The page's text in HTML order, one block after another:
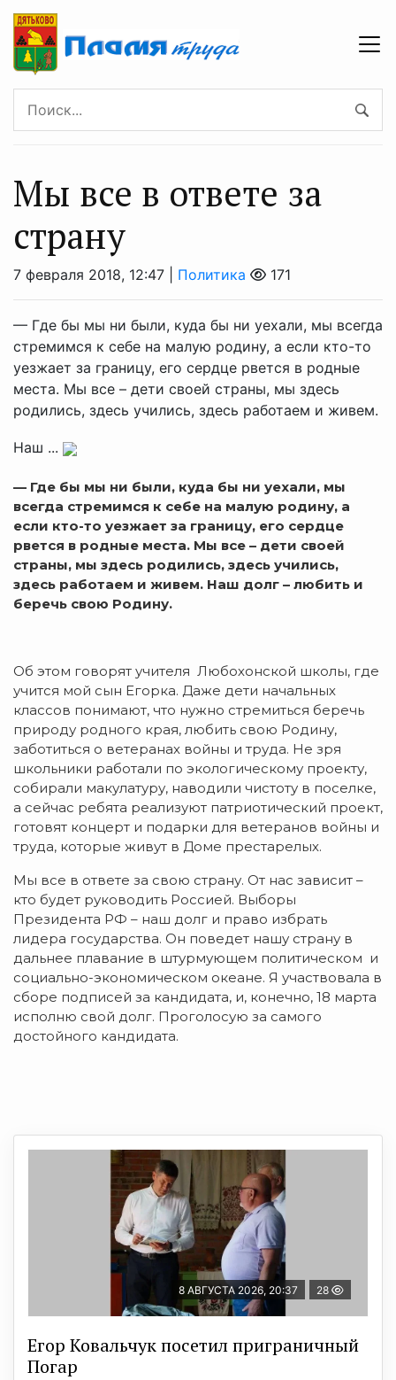
Мы все в ответе за
страну
7 февраля 2018, 12:47 | Политика 171
— Где бы мы ни были, куда бы ни уехали, мы всегда
стремимся к себе на малую родину, а если кто-то
уезжает за границу, его сердце рвется в родные
места. Мы все – дети своей страны, мы здесь
родились, здесь учились, здесь работаем и живем.
Наш ...
— Где бы мы ни были, куда бы ни уехали, мы
всегда стремимся к себе на малую родину, а
если кто-то уезжает за границу, его сердце
рвется в родные места. Мы все – дети своей
страны, мы здесь родились, здесь учились,
здесь работаем и живем. Наш долг – любить и
беречь свою Родину.
Об этом говорят учителя Любохонской школы, где
учится мой сын Егорка. Даже дети начальных
классов понимают, что нужно стремиться беречь
природу родного края, любить свою Родину,
заботиться о ветеранах войны и труда. Не зря
школьники работали по экологическому проекту,
собирали макулатуру, наводили чистоту в поселке,
а сейчас ребята реализуют патриотический проект,
готовят концерт и подарки для ветеранов войны и
труда, которые живут в Доме престарелых.
Мы все в ответе за свою страну. От нас зависит –
кто будет руководить Россией. Выборы
Президента РФ – наш долг и право избрать
лидера государства. Он поведет нашу страну в
дальнее плавание в штурмующем политическом и
социально-экономическом океане. Я участвовала в
сборе подписей за кандидата, и, конечно, 18 марта
исполню свой долг. Проголосую за самого
достойного кандидата.
8 АВГУСТА 2026, 20:37 28
Егор Ковальчук посетил приграничный
Погар